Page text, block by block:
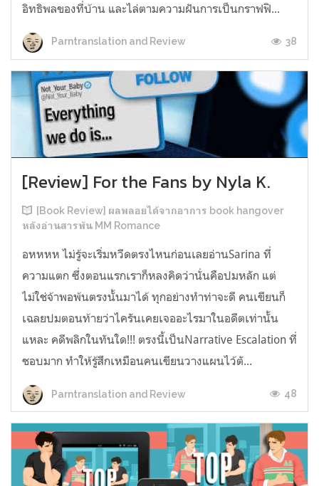
อิทธิพลของที่บ้าน และไล่ตามความฝันการเป็นกราฟฟิ...
Parntranslation and Review 38
[Review] For the Fans by Nyla K.
[Book Review] ผลพลอยได้จากอาการ book hangover
หลังอ่านสารพัน MM Romance
อหหหห ไม่รู้จะเริ่มหวีดตรงไหนก่อนเลยอ่านSarina ที่
ความแตก ซึ่งตอนแรกเราก็หลงคิดว่านั่นคือปมหลัก แต่
ไม่ใช่จ้าพอพ้นตรงนั้นมาได้ ทุกอย่างทำท่าจะดี คนเขียนก็
เฉลยปมตอนท้ายว่าไครันเคยเจออะไรมาในอดีตเท่านั้น
แหละ คดีพลิกในทันใด!!! ตรงนี้เป็นNarrative Escalation ที่
ชอบมาก ทำให้รู้สึกเหมือนคนเขียนวางแผนไว้ตั...
Parntranslation and Review 48